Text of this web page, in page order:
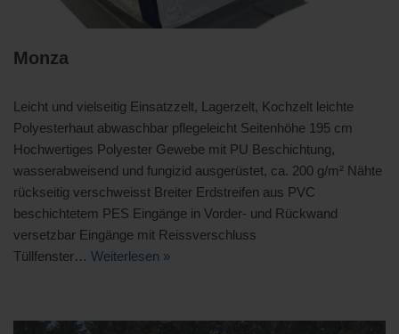
Monza
Leicht und vielseitig Einsatzzelt, Lagerzelt, Kochzelt leichte
Polyesterhaut abwaschbar pflegeleicht Seitenhöhe 195 cm
Hochwertiges Polyester Gewebe mit PU Beschichtung,
wasserabweisend und fungizid ausgerüstet, ca. 200 g/m² Nähte
rückseitig verschweisst Breiter Erdstreifen aus PVC
beschichtetem PES Eingänge in Vorder- und Rückwand
versetzbar Eingänge mit Reissverschluss
Tüllfenster… Weiterlesen »